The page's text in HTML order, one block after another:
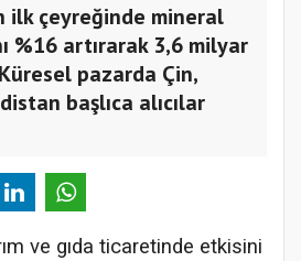
ilk çeyreğinde mineral
%16 artırarak 3,6 milyar
pazarda Çin,
başlıca alıcılar
ve gıda ticaretinde etkisini